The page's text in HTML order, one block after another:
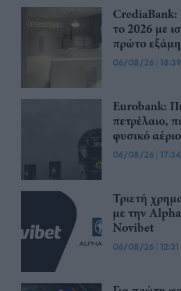
CrediaBank:
το 2026 με
πρώτο
06/08/26 | 18:39
Eurobank:
πετρέλαιο,
φυσικό
06/08/26 | 17:34
Τριετή
με την
Novibet
06/08/26 | 12:31